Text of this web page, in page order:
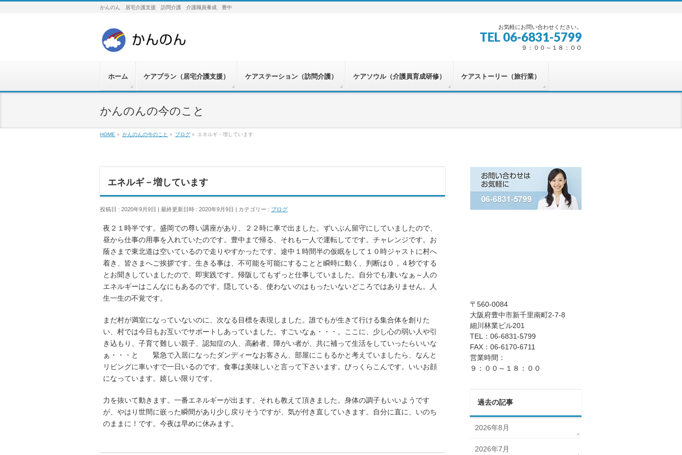
かんのん 居宅介護支援 訪問介護 介護職員養成 豊中
お気軽にお問い合わせください。
TEL 06-6831-5799
９：００～１８：００
ホーム ケアプラン（居宅介護支援） ケアステーション（訪問介護） ケアソウル（介護員育成研修） ケアストーリー（旅行業）
かんのんの今のこと
HOME » かんのんの今のこと » ブログ » エネルギ－増しています
エネルギ－増しています
投稿日 : 2020年9月9日 最終更新日時 : 2020年9月9日 カテゴリー : ブログ
夜２１時半です。盛岡での尊い講座があり、２２時に車で出ました。ずいぶん留守にしていましたので、
昼から仕事の用事を入れていたのです。豊中まで帰る、それも一人で運転してです。チャレンジです。お
蔭さまで東北道は空いているので走りやすかったです。途中１時間半の仮眠をして１０時ジャストに村へ
着き、皆さまへご挨拶です。生きる事は、不可能を可能にすることと瞬時に動く、判断は０，４秒でする
とお聞きしていましたので、即実践です。帰阪してもずっと仕事していました。自分でも凄いなぁ～人の
エネルギーはこんなにもあるのです。隠している、使わないのはもったいないどころではありません。人
生一生の不覚です。
まだ村が満室になっていないのに、次なる目標を表現しました。誰でもが生きて行ける集合体を創りた
い、村では今日もお互いでサポートしあっていました。すごいなぁ・・・。ここに、少し心の弱い人や引
き込もり、子育て難しい親子、認知症の人、高齢者、障がい者が、共に補って生活をしていったらいいな
ぁ・・・と 緊急で入居になったダンディーなお客さん、部屋にこもるかと考えていましたら、なんと
リビングに車いすで一日いるのです。食事は美味しいと言って下さいます。びっくらこんです。いいお顔
になっています。嬉しい限りです。
力を抜いて動きます。一番エネルギーが出ます。それも教えて頂きました。身体の調子もいいようです
が、やはり世間に嵌った瞬間があり少し戻りそうですが、気が付き直していきます。自分に直に、いのち
のままに！です。今夜は早めに休みます。
〒560-0084
大阪府豊中市新千里南町2-7-8
細川林業ビル201
TEL：06-6831-5799
FAX：06-6170-6711
営業時間：
９：００～１８：００
過去の記事
2026年8月
2026年7月